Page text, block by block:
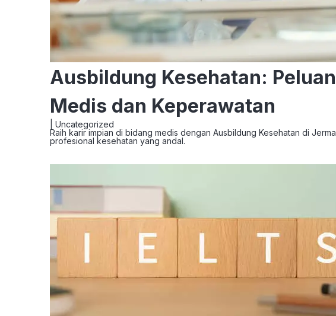
Ausbildung Kesehatan:
Medis dan Keperawatan
Uncategorized
Raih karir impian di bidang medis dengan Ausbildung Kesehatan di
profesional kesehatan yang andal.